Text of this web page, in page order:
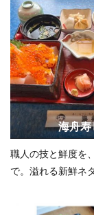
海舟寿
職人の技と鮮度を
で。溢れる新鮮ネ